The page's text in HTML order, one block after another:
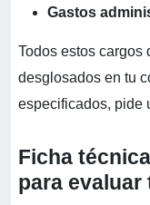
Gastos
Todos estos cargos
desglosados en tu
especificados, pide
Ficha
para evaluar